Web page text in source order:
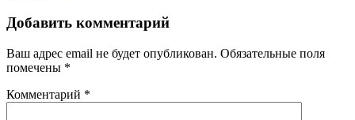
Добавить комментарий
Ваш адрес email не будет опубликован. Обязательные поля
помечены *
Комментарий *